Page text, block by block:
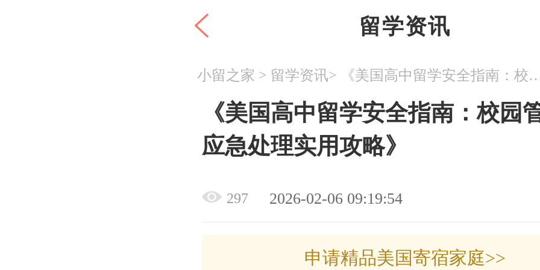
留学资讯
小留之家 > 留学资讯> 《美国高中留学安全指南：校园管理
《美国高中留学安全指南：校园
应急处理实用攻略》
297 2026-02-06 09:19:54
申请精品美国寄宿家庭>>